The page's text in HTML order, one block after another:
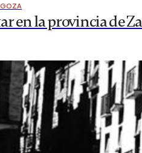
en la provincia de